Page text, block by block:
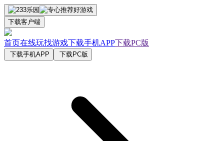
下载客户端
首页在线玩找游戏下载手机APP下载PC版
下载手机APP 下载PC版